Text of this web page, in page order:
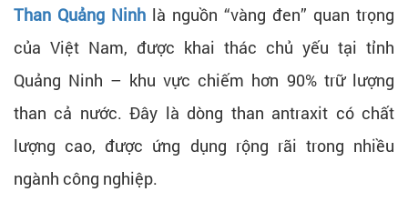
Than Quảng Ninh là nguồn “vàng đen” quan trọng
của Việt Nam, được khai thác chủ yếu tại tỉnh
Quảng Ninh – khu vực chiếm hơn 90% trữ lượng
than cả nước. Đây là dòng than antraxit có chất
lượng cao, được ứng dụng rộng rãi trong nhiều
ngành công nghiệp.